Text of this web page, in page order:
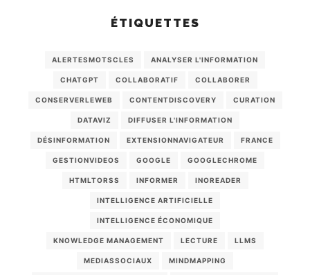
ÉTIQUETTES
ALERTESMOTSCLES ANALYSER L'INFORMATION
CHATGPT COLLABORATIF COLLABORER
CONSERVERLEWEB CONTENTDISCOVERY CURATION
DATAVIZ DIFFUSER L'INFORMATION
DÉSINFORMATION EXTENSIONNAVIGATEUR FRANCE
GESTIONVIDEOS GOOGLE GOOGLECHROME
HTMLTORSS INFORMER INOREADER
INTELLIGENCE ARTIFICIELLE
INTELLIGENCE ÉCONOMIQUE
KNOWLEDGE MANAGEMENT LECTURE LLMS
MEDIASSOCIAUX MINDMAPPING